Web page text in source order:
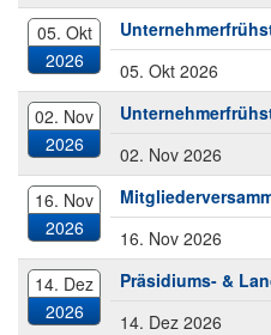
05. Okt
2026
05. Okt 2026
02. Nov
2026
02. Nov 2026
16. Nov
2026
16. Nov 2026
14. Dez
2026
Präsidiums- &
14. Dez 2026